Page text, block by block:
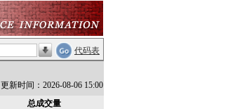
代码表
更新时间：2026-08-06 15:00
总成交量